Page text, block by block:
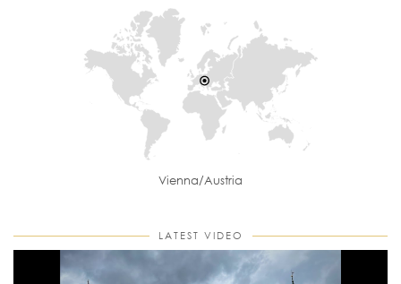
Vienna/Austria
LATEST VIDEO